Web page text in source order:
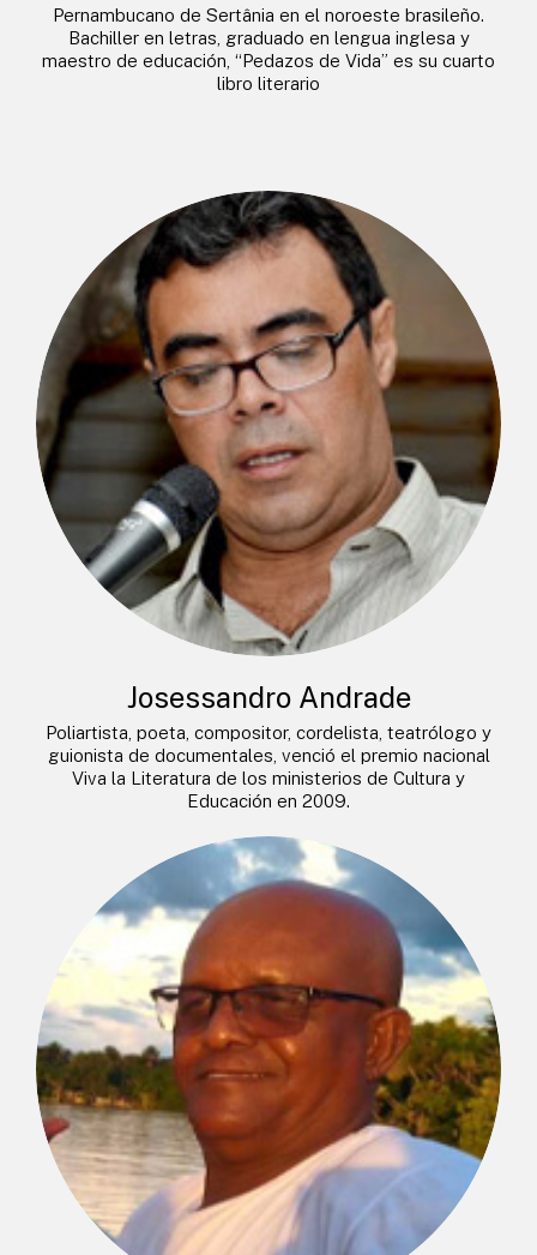
Pernambucano de Sertânia en el noroeste brasileño.
Bachiller en letras, graduado en lengua inglesa y
maestro de educación, “Pedazos de Vida” es su cuarto
libro literario
Josessandro Andrade
Poliartista, poeta, compositor, cordelista, teatrólogo y
guionista de documentales, venció el premio nacional
Viva la Literatura de los ministerios de Cultura y
Educación en 2009.